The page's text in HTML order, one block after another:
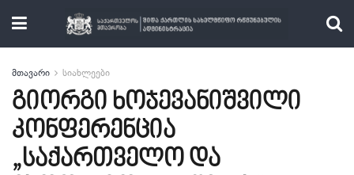
მთავარი სიახლეები
გიორგი ხოჯევანიშვილი
კონფერენცია
„საქართველო და